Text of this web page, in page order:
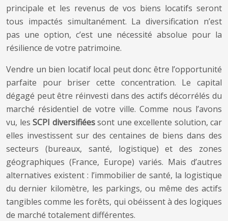
principale et les revenus de vos biens locatifs seront
tous impactés simultanément. La diversification n’est
pas une option, c’est une nécessité absolue pour la
résilience de votre patrimoine.
Vendre un bien locatif local peut donc être l’opportunité
parfaite pour briser cette concentration. Le capital
dégagé peut être réinvesti dans des actifs décorrélés du
marché résidentiel de votre ville. Comme nous l’avons
vu, les SCPI diversifiéessont une excellente solution, car
elles investissent sur des centaines de biens dans des
secteurs (bureaux, santé, logistique) et des zones
géographiques (France, Europe) variés. Mais d’autres
alternatives existent : l’immobilier de santé, la logistique
du dernier kilomètre, les parkings, ou même des actifs
tangibles comme les forêts, qui obéissent à des logiques
de marché totalement différentes.